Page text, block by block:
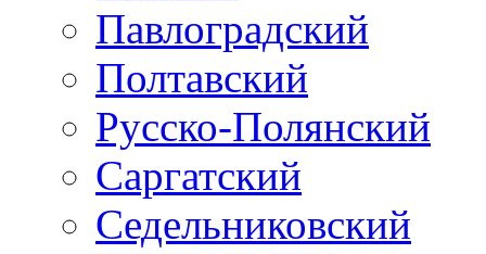
Павлоградский
Полтавский
Русско-Полянский
Саргатский
Седельниковский